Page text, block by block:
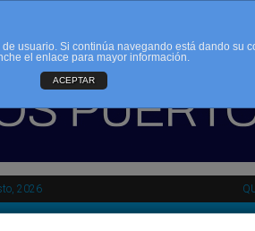
2026
usuario. Si continúa navegando está dando su
el enlace para mayor información.
ACEPTAR